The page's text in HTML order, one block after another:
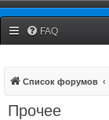
FAQ
Список форумов
Прочее